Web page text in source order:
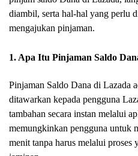
diambil, serta hal-hal yang perlu
mengajukan pinjaman.
1. Apa Itu Pinjaman Saldo
Pinjaman Saldo Dana di Lazada
ditawarkan kepada pengguna
tambahan secara instan melalui
memungkinkan pengguna untuk
menit tanpa harus melalui proses